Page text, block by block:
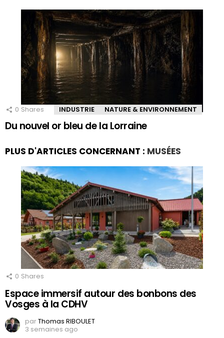
0 Shares INDUSTRIE NATURE & ENVIRONNEMENT
Du nouvel or bleu de la Lorraine
PLUS D'ARTICLES CONCERNANT : MUSÉES
0 Shares
Espace immersif autour des bonbons des
Vosges à la CDHV
parThomas RIBOULET
3 semaines ago